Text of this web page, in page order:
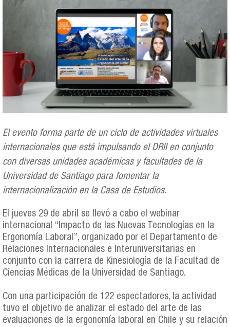
El evento forma parte de un ciclo de actividades virtuales
internacionales que está impulsando el DRII en conjunto
con diversas unidades académicas y facultades de la
Universidad de Santiago para fomentar la
internacionalización en la Casa de Estudios.
El jueves 29 de abril se llevó a cabo el webinar
internacional “Impacto de las Nuevas Tecnologías en la
Ergonomía Laboral”, organizado por el Departamento de
Relaciones Internacionales e Interuniversitarias en
conjunto con la carrera de Kinesiología de la Facultad de
Ciencias Médicas de la Universidad de Santiago.
Con una participación de 122 espectadores, la actividad
tuvo el objetivo de analizar el estado del arte de las
evaluaciones de la ergonomía laboral en Chile y su relación